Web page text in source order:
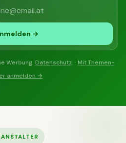
→
Werbung. Datenschutz. · Mit Themen-
anmelden →